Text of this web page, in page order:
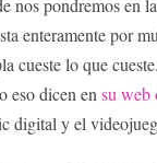
nos pondremos en
enteramente por
cueste lo que
eso dicen en su web
digital y el